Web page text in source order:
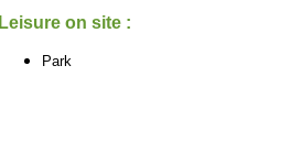
Leisure on site :
Park